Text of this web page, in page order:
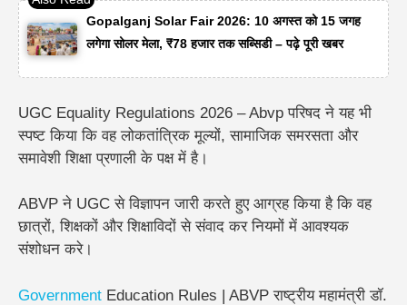
Gopalganj Solar Fair 2026: 10 अगस्त को 15 जगह
लगेगा सोलर मेला, ₹78 हजार तक सब्सिडी – पढ़े पूरी खबर
UGC Equality Regulations 2026 – Abvp परिषद ने यह भी
स्पष्ट किया कि वह लोकतांत्रिक मूल्यों, सामाजिक समरसता और
समावेशी शिक्षा प्रणाली के पक्ष में है।
ABVP ने UGC से विज्ञापन जारी करते हुए आग्रह किया है कि वह
छात्रों, शिक्षकों और शिक्षाविदों से संवाद कर नियमों में आवश्यक
संशोधन करे।
Government Education Rules | ABVP राष्ट्रीय महामंत्री डॉ.